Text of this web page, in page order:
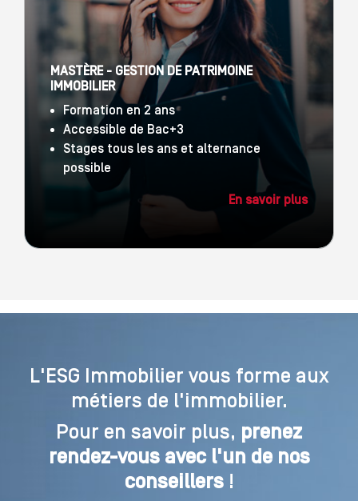
MASTÈRE - GESTION DE PATRIMOINE
IMMOBILIER
Formation en 2 ans
Accessible de Bac+3
Stages tous les ans et alternance
possible
En savoir plus
L'ESG Immobilier vous forme aux
métiers de l'immobilier.
Pour en savoir plus, prenez
rendez-vous avec l'un de nos
conseillers!